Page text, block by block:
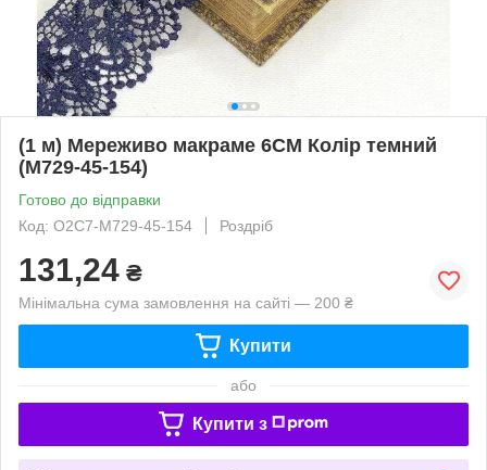
(1 м) Мереживо макраме 6CM Колір темний
(M729-45-154)
Готово до відправки
Код: О2С7-М729-45-154
Роздріб
131,24 ₴
Мінімальна сума замовлення на сайті — 200 ₴
Купити
або
Купити з